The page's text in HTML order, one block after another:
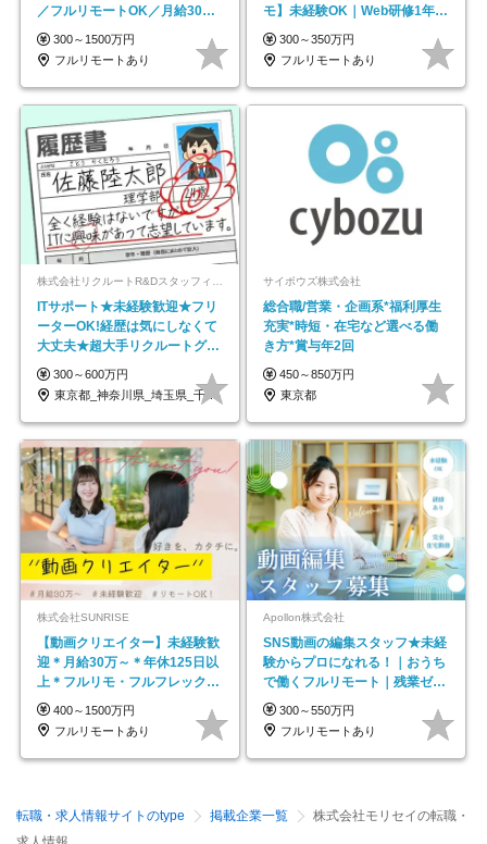
／フルリモートOK／月給30万
円～／年休130日以上
300～1500万円
フルリモートあり
モ】未経験OK｜Web研修1年間
｜副業OK
300～350万円
フルリモートあり
株式会社リクルートR&Dスタッフィング【リクルートグループ】
ITサポート★未経験歓迎★フリ
ーターOK!経歴は気にしなくて
大丈夫★超大手リクルートグル
ープの正社員/sg
300～600万円
東京都_神奈川県_埼玉県_千葉県_大阪府…
サイボウズ株式会社
総合職/営業・企画系*福利厚生
充実*時短・在宅など選べる働
き方*賞与年2回
450～850万円
東京都
株式会社SUNRISE
【動画クリエイター】未経験歓
迎＊月給30万～＊年休125日以
上＊フルリモ・フルフレックス
◆10名の採用が決定◆
400～1500万円
フルリモートあり
Apollon株式会社
SNS動画の編集スタッフ★未経
験からプロになれる！｜おうち
で働くフルリモート｜残業ゼロ
で18時退勤◎
300～550万円
フルリモートあり
転職・求人情報サイトのtype 掲載企業一覧
株式会社モリセイの転職・